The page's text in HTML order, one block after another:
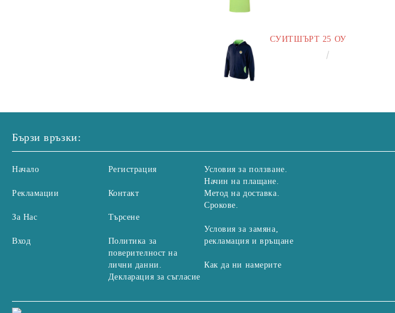
СУИТШЪРТ 25 ОУ
Бързи връзки:
Начало
Рекламации
За Нас
Вход
Регистрация
Контакт
Търсене
Политика за
поверителност на
лични данни.
Декларация за съгласие
Условия за ползване.
Начин на плащане.
Метод на доставка.
Срокове.
Условия за замяна,
рекламация и връщане
Как да ни намерите